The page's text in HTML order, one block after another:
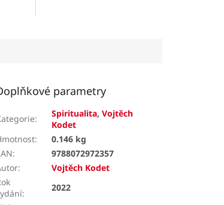
parametry
: Spiritualita,Vojtěch
Kodet
:
0.146 kg
:
9788072972357
:
Vojtěch Kodet
:
2022